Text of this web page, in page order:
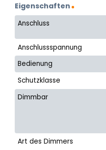
Eigenschaften
Anschluss
Anschlussspannung
Bedienung
Schutzklasse
Dimmbar
Art des Dimmers